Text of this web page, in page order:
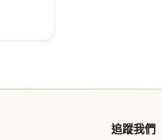
追蹤我們